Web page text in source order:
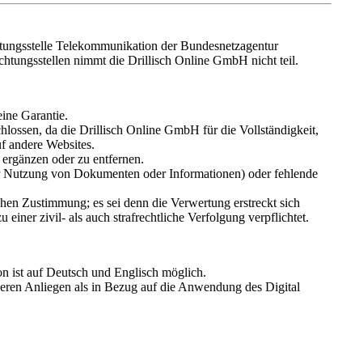
Telekommunikation der Bundesnetzagentur
nimmt die Drillisch Online GmbH nicht teil.
Garantie.
da die Drillisch Online GmbH für die Vollständigkeit,
Websites.
oder zu entfernen.
von Dokumenten oder Informationen) oder fehlende
Zustimmung; es sei denn die Verwertung erstreckt sich
zivil- als auch strafrechtliche Verfolgung verpflichtet.
ist auf Deutsch und Englisch möglich.
Anliegen als in Bezug auf die Anwendung des Digital